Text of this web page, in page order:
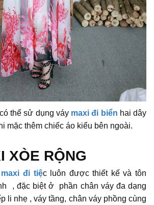
thể sử dụng váy maxi đi biển hai dây
mặc thêm chiếc áo kiểu bên ngoài.
XÒE RỘNG
maxi đi tiệc luôn được thiết kế và tôn
, đặc biệt ở phần chân váy đa dạng
li nhẹ , váy tầng, chân váy phồng cùng